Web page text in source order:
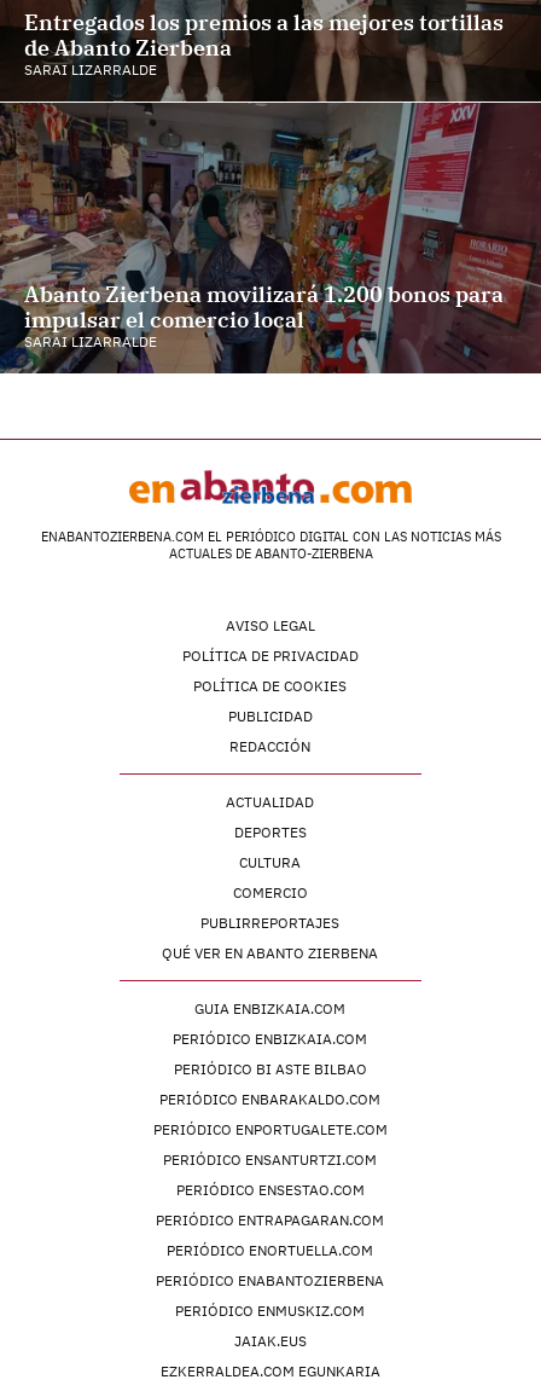
Entregados los premios a las mejores tortillas
de Abanto Zierbena
SARAI LIZARRALDE
Abanto Zierbena movilizará 1.200 bonos para
impulsar el comercio local
SARAI LIZARRALDE
ENABANTOZIERBENA.COM EL PERIÓDICO DIGITAL CON LAS NOTICIAS MÁS
ACTUALES DE ABANTO-ZIERBENA
AVISO LEGAL
POLÍTICA DE PRIVACIDAD
POLÍTICA DE COOKIES
PUBLICIDAD
REDACCIÓN
ACTUALIDAD
DEPORTES
CULTURA
COMERCIO
PUBLIRREPORTAJES
QUÉ VER EN ABANTO ZIERBENA
GUIA ENBIZKAIA.COM
PERIÓDICO ENBIZKAIA.COM
PERIÓDICO BI ASTE BILBAO
PERIÓDICO ENBARAKALDO.COM
PERIÓDICO ENPORTUGALETE.COM
PERIÓDICO ENSANTURTZI.COM
PERIÓDICO ENSESTAO.COM
PERIÓDICO ENTRAPAGARAN.COM
PERIÓDICO ENORTUELLA.COM
PERIÓDICO ENABANTOZIERBENA
PERIÓDICO ENMUSKIZ.COM
JAIAK.EUS
EZKERRALDEA.COM EGUNKARIA